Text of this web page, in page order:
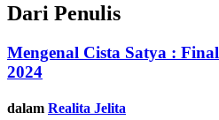
Dari Penulis
Mengenal Cista Satya :
2024
dalam Realita Jelita